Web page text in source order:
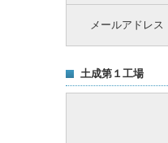
メールアドレス
土成第１工場